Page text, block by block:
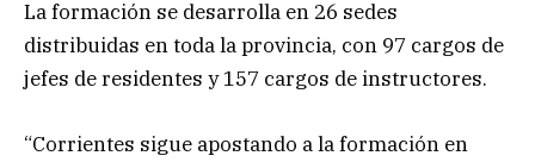
La formación se desarrolla en 26 sedes
distribuidas en toda la provincia, con 97 cargos de
jefes de residentes y 157 cargos de instructores.
“Corrientes sigue apostando a la formación en